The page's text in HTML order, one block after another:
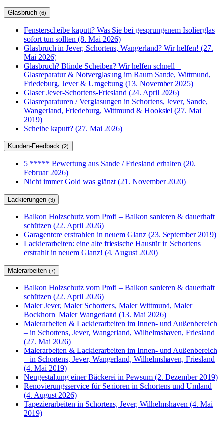
Glasbruch (6)
Fensterscheibe kaputt? Was Sie bei gesprungenem Isolierglas
sofort tun sollten (8. Mai 2026)
Glasbruch in Jever, Schortens, Wangerland? Wir helfen! (27.
Mai 2026)
Glasbruch? Blinde Scheiben? Wir helfen schnell –
Glasreparatur & Notverglasung im Raum Sande, Wittmund,
Friedeburg, Jever & Umgebung (13. November 2025)
Glaser Jever-Schortens-Friesland (24. April 2026)
Glasreparaturen / Verglasungen in Schortens, Jever, Sande,
Wangerland, Friedeburg, Wittmund & Hooksiel (27. Mai
2019)
Scheibe kaputt? (27. Mai 2026)
Kunden-Feedback (2)
5 ***** Bewertung aus Sande / Friesland erhalten (20.
Februar 2026)
Nicht immer Gold was glänzt (21. November 2020)
Lackierungen (3)
Balkon Holzschutz vom Profi – Balkon sanieren & dauerhaft
schützen (22. April 2026)
Garagentore erstrahlen in neuem Glanz (23. September 2019)
Lackierarbeiten: eine alte friesische Haustür in Schortens
erstrahlt in neuem Glanz! (4. August 2020)
Malerarbeiten (7)
Balkon Holzschutz vom Profi – Balkon sanieren & dauerhaft
schützen (22. April 2026)
Maler Jever, Maler Schortens, Maler Wittmund, Maler
Bockhorn, Maler Wangerland (13. Mai 2026)
Malerarbeiten & Lackierarbeiten im Innen- und Außenbereich
– in Schortens, Jever, Wangerland, Wilhelmshaven, Friesland
(27. Mai 2026)
Malerarbeiten & Lackierarbeiten im Innen- und Außenbereich
– in Schortens, Jever, Wangerland, Wilhelmshaven, Friesland
(4. Mai 2019)
Neugestaltung einer Bäckerei in Pewsum (2. Dezember 2019)
Renovierungsservice für Senioren in Schortens und Umland
(4. August 2026)
Tapezierarbeiten in Schortens, Jever, Wilhelmshaven (4. Mai
2019)